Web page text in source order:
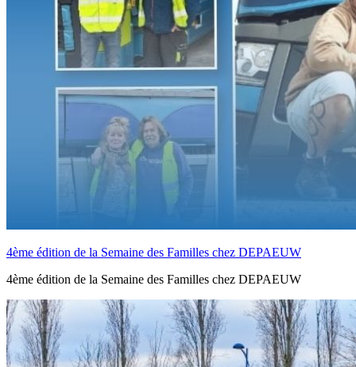
4ème édition de la Semaine des Familles chez DEPAEUW
4ème édition de la Semaine des Familles chez DEPAEUW